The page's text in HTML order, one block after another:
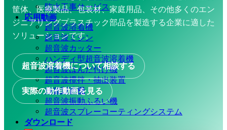
防水工事サービス
応用動画
超音波溶着機
超音波ミシン
超音波カッター
ハンディ型超音波溶着機
超音波はんだ付け機
超音波攪拌・抽出装置
布袋製造機
超音波振動ふるい機
超音波スプレーコーティングシステム
ダウンロード
筐体、医療製品、包装材、家庭用品、その他多くのエン
ジニアリングプラスチック部品を製造する企業に適した
ソリューションです。
超音波溶着機について相談する
実際の動作動画を見る